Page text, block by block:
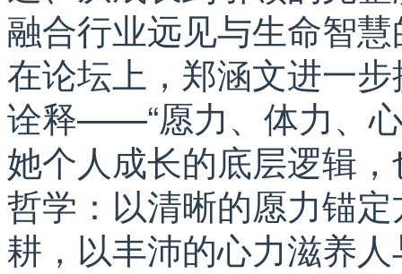
融合行业远见与生命智
在论坛上，郑涵文进一
诠释——“愿力、体力、
她个人成长的底层逻辑
哲学：以清晰的愿力锚
耕，以丰沛的心力滋养